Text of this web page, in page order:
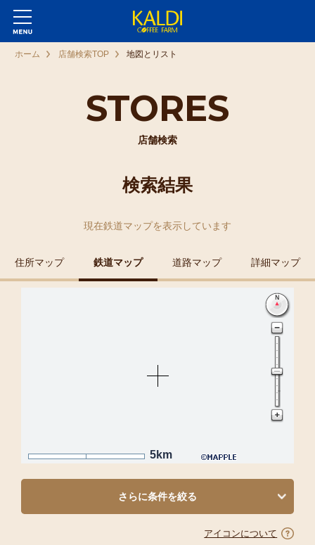
STORES
店舗検索
ホーム 店舗検索TOP 地図とリスト
検索結果
現在鉄道マップを表示しています
住所マップ 鉄道マップ 道路マップ 詳細マップ
5km
さらに条件を絞る
アイコンについて